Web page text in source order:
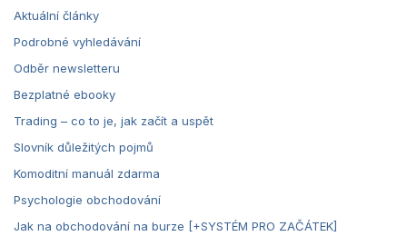
Aktuální články
Podrobné vyhledávání
Odběr newsletteru
Bezplatné ebooky
Trading – co to je, jak začít a uspět
Slovník důležitých pojmů
Komoditní manuál zdarma
Psychologie obchodování
Jak na obchodování na burze [+SYSTÉM PRO ZAČÁTEK]